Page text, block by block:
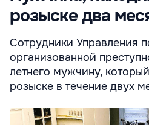
розыске два
Сотрудники Управления
организованной
летнего мужчину,
розыске в течение двух